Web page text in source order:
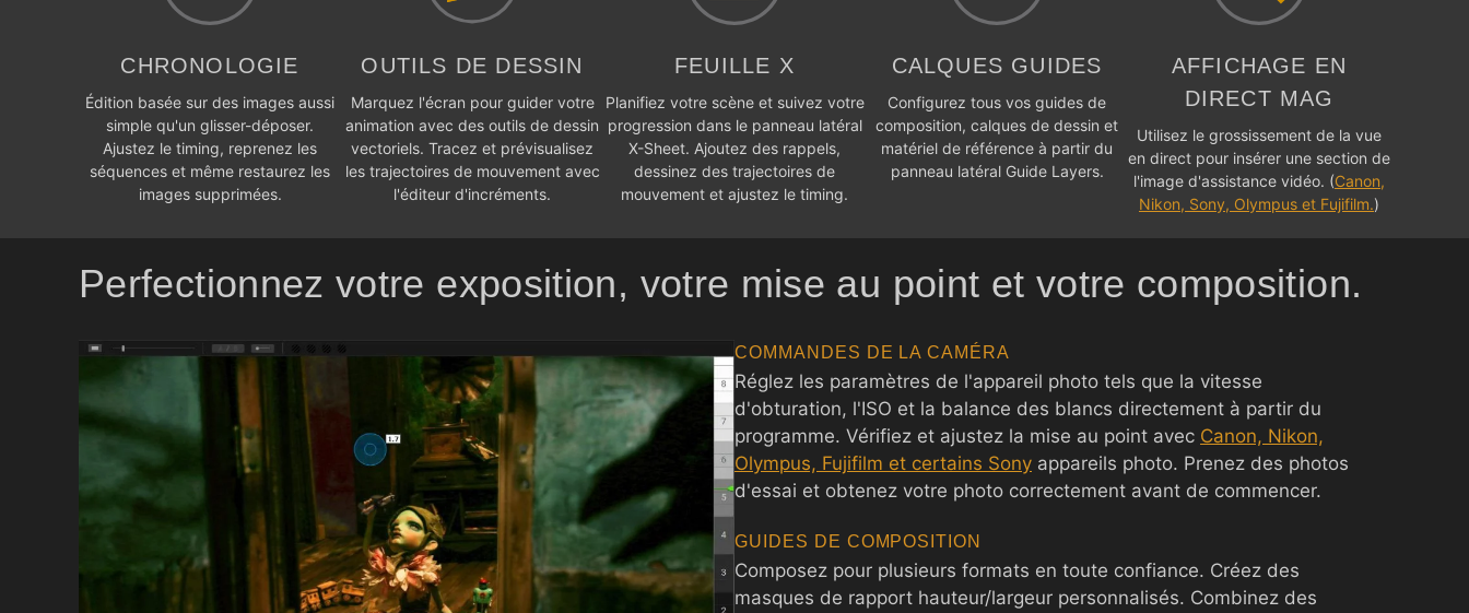
CHRONOLOGIE
Édition basée sur des images aussi
simple qu'un glisser-déposer.
Ajustez le timing, reprenez les
séquences et même restaurez les
images supprimées.
OUTILS DE DESSIN
Marquez l'écran pour guider votre
animation avec des outils de dessin
vectoriels. Tracez et prévisualisez
les trajectoires de mouvement avec
l'éditeur d'incréments.
FEUILLE X
Planifiez votre scène et suivez votre
progression dans le panneau latéral
X-Sheet. Ajoutez des rappels,
dessinez des trajectoires de
mouvement et ajustez le timing.
CALQUES GUIDES
Configurez tous vos guides de
composition, calques de dessin et
matériel de référence à partir du
panneau latéral Guide Layers.
AFFICHAGE EN
DIRECT MAG
Utilisez le grossissement de la vue
en direct pour insérer une section de
l'image d'assistance vidéo. (Canon,
Nikon, Sony, Olympus et Fujifilm.)
Perfectionnez votre exposition, votre mise au point et votre composition.
COMMANDES DE LA CAMÉRA
Réglez les paramètres de l'appareil photo tels que la vitesse
d'obturation, l'ISO et la balance des blancs directement à partir du
programme. Vérifiez et ajustez la mise au point avec Canon, Nikon,
Olympus, Fujifilm et certains Sony appareils photo. Prenez des photos
d'essai et obtenez votre photo correctement avant de commencer.
GUIDES DE COMPOSITION
Composez pour plusieurs formats en toute confiance. Créez des
masques de rapport hauteur/largeur personnalisés. Combinez des